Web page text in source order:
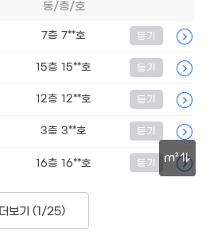
m²
동/층/호
7층 7**호 등기
15층 15**호 등기
12층 12**호 등기
3층 3**호 등기
16층 16**호 등기
더보기 (1/25)